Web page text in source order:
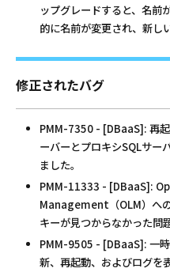
ップグレードすると、名前
的に名前が変更され、新し
修正されたバグ
PMM-7350 - [DBaaS]: 再
ーバーとプロキシSQLサー
ました。
PMM-11333 - [DBaaS]:
Management（OLM）へ
キーが見つからなかった問
PMM-9505 - [DBaaS]: 一
新、再起動、およびログを